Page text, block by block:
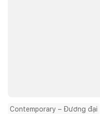
Contemporary – Đương đại